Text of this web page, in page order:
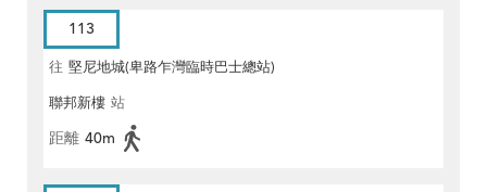
113
往 堅尼地城(卑路乍灣臨時巴士總站)
聯邦新樓 站
距離 40m